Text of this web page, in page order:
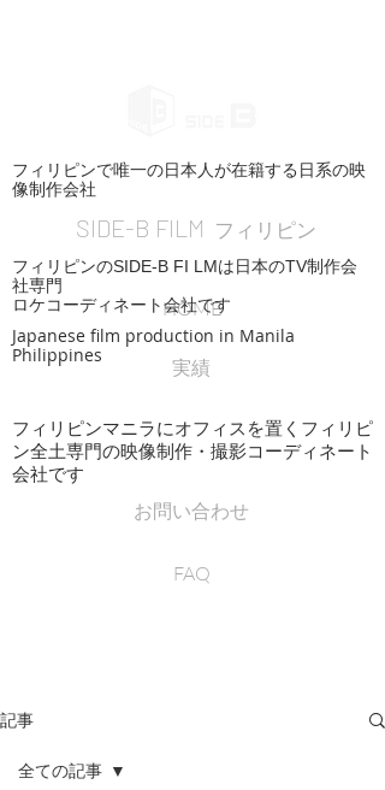
フィリピンで唯一の日本人が在籍する日系の映
像制作会社
SIDE-B FILM フィリピン
Japanese film production in Manila
Philippines
HOME
実績
フィリピンのSIDE-B FI LMは日本のTV制作会
社専門
ロケコーディネート会社です
フィリピンマニラにオフィスを置くフィリピ
ン全土専門の映像制作・撮影コーディネート
会社です
お問い合わせ
FAQ
記事
全ての記事